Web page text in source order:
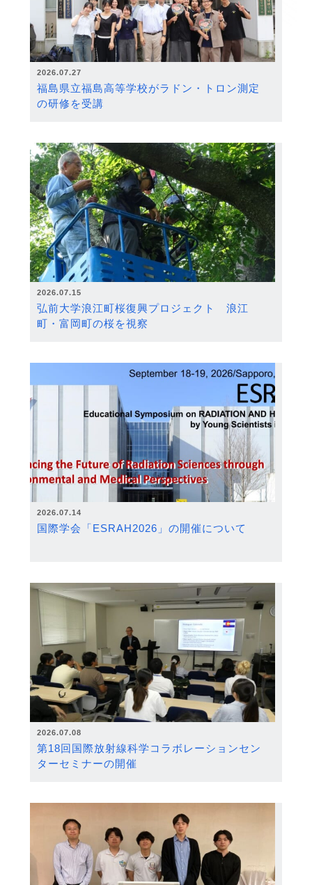
2026.07.27
福島県立福島高等学校がラドン・トロン測定
の研修を受講
2026.07.15
弘前大学浪江町桜復興プロジェクト 浪江
町・富岡町の桜を視察
2026.07.14
国際学会「ESRAH2026」の開催について
2026.07.08
第18回国際放射線科学コラボレーションセン
ターセミナーの開催